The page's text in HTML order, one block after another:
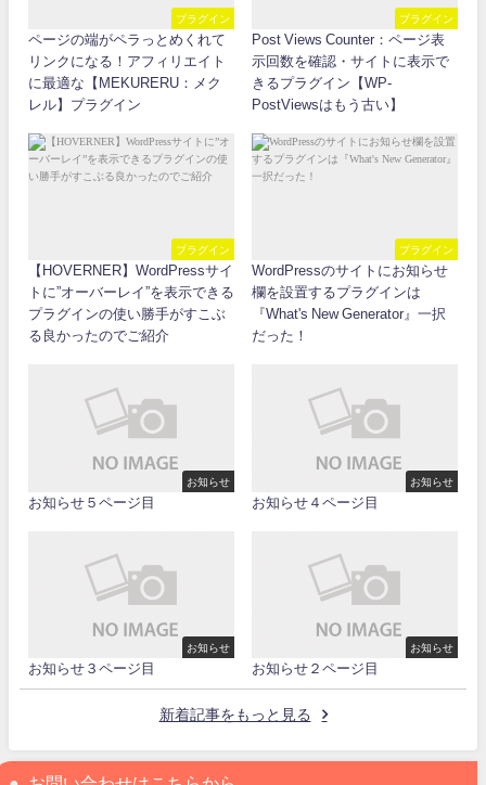
プラグイン
ページの端がペラっとめくれて
リンクになる！アフィリエイト
に最適な【MEKURERU：メク
レル】プラグイン
プラグイン
Post Views Counter：ページ表
示回数を確認・サイトに表示で
きるプラグイン【WP-
PostViewsはもう古い】
プラグイン
【HOVERNER】WordPressサイ
トに”オーバーレイ”を表示できる
プラグインの使い勝手がすこぶ
る良かったのでご紹介
プラグイン
WordPressのサイトにお知らせ
欄を設置するプラグインは
『What's New Generator』一択
だった！
お知らせ
お知らせ５ページ目
お知らせ
お知らせ４ページ目
お知らせ
お知らせ３ページ目
お知らせ
お知らせ２ページ目
新着記事をもっと見る